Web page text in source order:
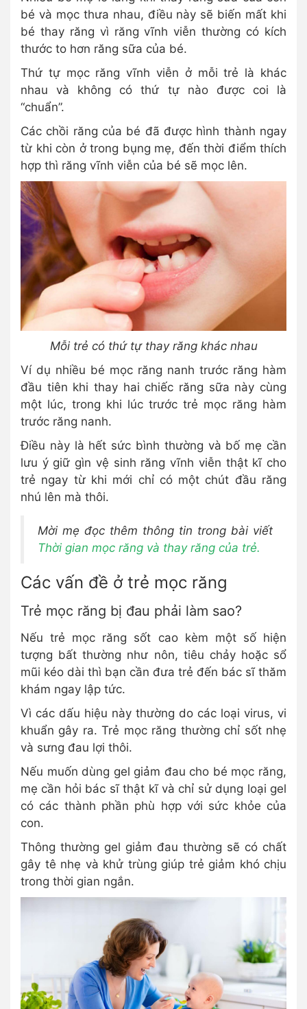
bé và mọc thưa nhau, điều này sẽ biến mất khi
bé thay răng vì răng vĩnh viễn thường có kích
thước to hơn răng sữa của bé.
Thứ tự mọc răng vĩnh viễn ở mỗi trẻ là khác
nhau và không có thứ tự nào được coi là
“chuẩn”.
Các chồi răng của bé đã được hình thành ngay
từ khi còn ở trong bụng mẹ, đến thời điểm thích
hợp thì răng vĩnh viễn của bé sẽ mọc lên.
Mỗi trẻ có thứ tự thay răng khác nhau
Ví dụ nhiều bé mọc răng nanh trước răng hàm
đầu tiên khi thay hai chiếc răng sữa này cùng
một lúc, trong khi lúc trước trẻ mọc răng hàm
trước răng nanh.
Điều này là hết sức bình thường và bố mẹ cần
lưu ý giữ gìn vệ sinh răng vĩnh viễn thật kĩ cho
trẻ ngay từ khi mới chỉ có một chút đầu răng
nhú lên mà thôi.
Mời mẹ đọc thêm thông tin trong bài viết
Thời gian mọc răng và thay răng của trẻ.
Các vấn đề ở trẻ mọc răng
Trẻ mọc răng bị đau phải làm sao?
Nếu trẻ mọc răng sốt cao kèm một số hiện
tượng bất thường như nôn, tiêu chảy hoặc sổ
mũi kéo dài thì bạn cần đưa trẻ đến bác sĩ thăm
khám ngay lập tức.
Vì các dấu hiệu này thường do các loại virus, vi
khuẩn gây ra. Trẻ mọc răng thường chỉ sốt nhẹ
và sưng đau lợi thôi.
Nếu muốn dùng gel giảm đau cho bé mọc răng,
mẹ cần hỏi bác sĩ thật kĩ và chỉ sử dụng loại gel
có các thành phần phù hợp với sức khỏe của
con.
Thông thường gel giảm đau thường sẽ có chất
gây tê nhẹ và khử trùng giúp trẻ giảm khó chịu
trong thời gian ngắn.